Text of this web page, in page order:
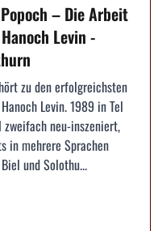
– Die Arbeit
Levin -
zu den erfolgreichsten
Levin. 1989 in Tel
neu-inszeniert,
in mehrere Sprachen
und Solothu...